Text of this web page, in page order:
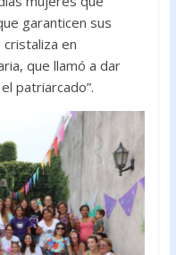
garanticen sus
en
que llamó a dar
patriarcado”.